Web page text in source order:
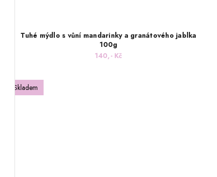
Tuhé mýdlo s vůní mandarinky a granátového jablka
100g
140,- Kč
Skladem